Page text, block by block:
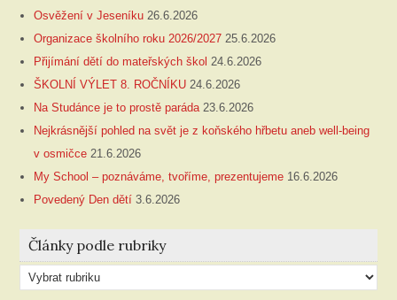
Osvěžení v Jeseníku 26.6.2026
Organizace školního roku 2026/2027 25.6.2026
Přijímání dětí do mateřských škol 24.6.2026
ŠKOLNÍ VÝLET 8. ROČNÍKU 24.6.2026
Na Studánce je to prostě paráda 23.6.2026
Nejkrásnější pohled na svět je z koňského hřbetu aneb well-being
v osmičce 21.6.2026
My School – poznáváme, tvoříme, prezentujeme 16.6.2026
Povedený Den dětí 3.6.2026
Články podle rubriky
Články
podle